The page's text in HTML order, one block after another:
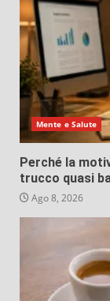
Mente e Salute
Perché la
trucco quasi
Ago 8, 2026